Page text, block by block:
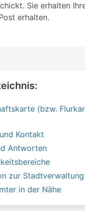
Sie erhalten
erhalten.
(bzw.
Kontakt
Antworten
zur Stadtverwaltung
in der Nähe